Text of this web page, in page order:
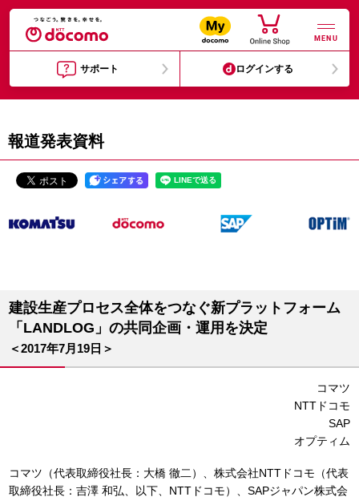
MENU
サポート ログインする
報道発表資料
建設生産プロセス全体をつなぐ新プラットフォーム
「LANDLOG」の共同企画・運用を決定
＜2017年7月19日＞
コマツ
NTTドコモ
SAP
オプティム
コマツ（代表取締役社長：大橋 徹二）、株式会社NTTドコモ（代表
取締役社長：吉澤 和弘、以下、NTTドコモ）、SAPジャパン株式会